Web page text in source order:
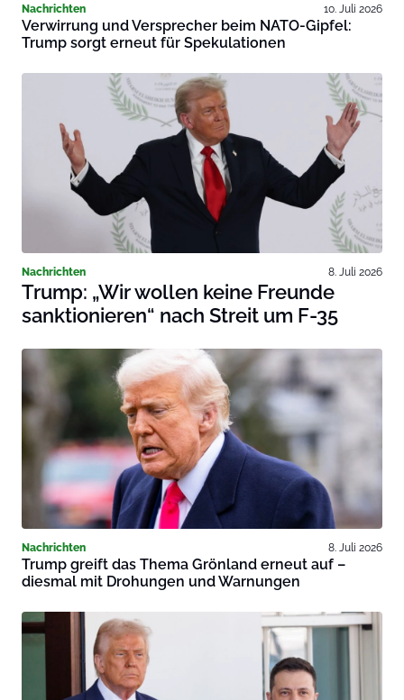
Nachrichten 10. Juli 2026
Verwirrung und Versprecher beim NATO-Gipfel:
Trump sorgt erneut für Spekulationen
Nachrichten 8. Juli 2026
Trump: „Wir wollen keine Freunde
sanktionieren“ nach Streit um F-35
Nachrichten 8. Juli 2026
Trump greift das Thema Grönland erneut auf –
diesmal mit Drohungen und Warnungen